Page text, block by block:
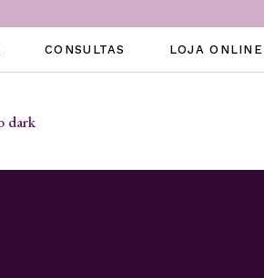
CONSULTAS LOJA ONLINE